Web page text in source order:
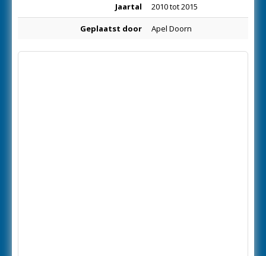
Jaartal 2010 tot 2015
Geplaatst door Apel Doorn